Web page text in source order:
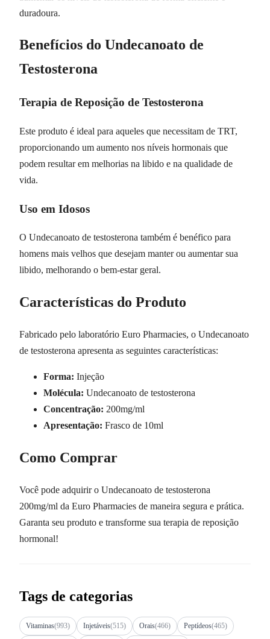
duradoura.
Benefícios do Undecanoato de
Testosterona
Terapia de Reposição de Testosterona
Este produto é ideal para aqueles que necessitam de TRT,
proporcionando um aumento nos níveis hormonais que
podem resultar em melhorias na libido e na qualidade de
vida.
Uso em Idosos
O Undecanoato de testosterona também é benéfico para
homens mais velhos que desejam manter ou aumentar sua
libido, melhorando o bem-estar geral.
Características do Produto
Fabricado pelo laboratório Euro Pharmacies, o Undecanoato
de testosterona apresenta as seguintes características:
Forma: Injeção
Molécula: Undecanoato de testosterona
Concentração: 200mg/ml
Apresentação: Frasco de 10ml
Como Comprar
Você pode adquirir o Undecanoato de testosterona
200mg/ml da Euro Pharmacies de maneira segura e prática.
Garanta seu produto e transforme sua terapia de reposição
hormonal!
Tags de categorias
Vitaminas(993) Injetáveis(515) Orais(466) Peptídeos(465)